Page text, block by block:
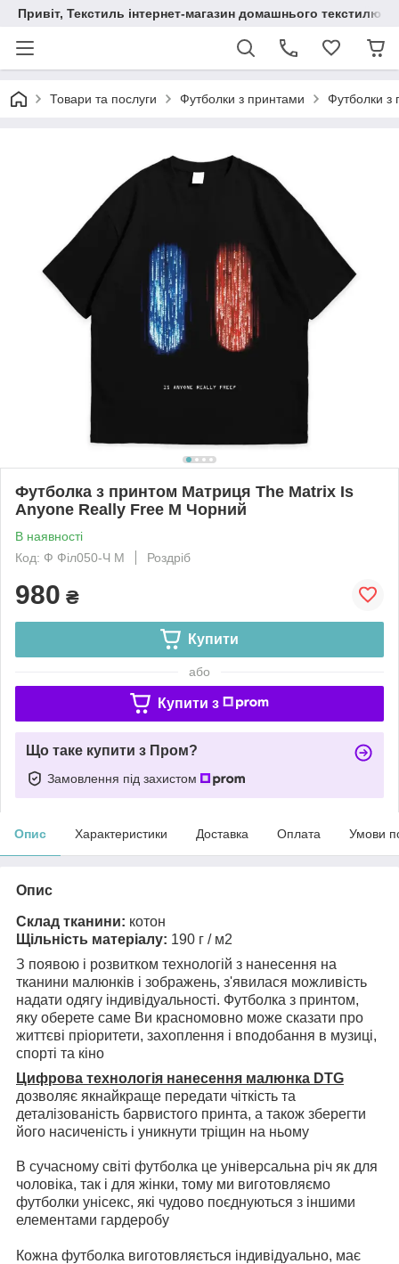
Привіт, Текстиль інтернет-магазин домашнього текстилю
Товари та послуги Футболки з принтами Футболки з
Футболка з принтом Матриця The Matrix Is
Anyone Really Free M Чорний
В наявності
Код: Ф Філ050-Ч M
Роздріб
980 ₴
Купити
або
Купити з
Що таке купити з Пром?
Замовлення під захистом
Опис Характеристики Доставка Оплата Умови
Опис
Склад тканини: котон
Щільність матеріалу: 190 г / м2
З появою і розвитком технологій з нанесення на
тканини малюнків і зображень, з'явилася можливість
надати одягу індивідуальності. Футболка з принтом,
яку оберете саме Ви красномовно може сказати про
життєві пріоритети, захоплення і вподобання в музиці,
спорті та кіно
Цифрова технологія нанесення малюнка DTG
дозволяє якнайкраще передати чіткість та
деталізованість барвистого принта, а також зберегти
його насиченість і уникнути тріщин на ньому
В сучасному світі футболка це універсальна річ як для
чоловіка, так і для жінки, тому ми виготовляємо
футболки унісекс, які чудово поєднуються з іншими
елементами гардеробу
Кожна футболка виготовляється індивідуально, має